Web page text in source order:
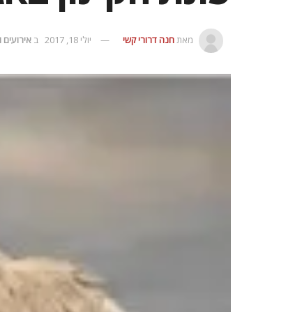
מאתחנה דרורי קשי יולי 18, 2017 ב אירועים